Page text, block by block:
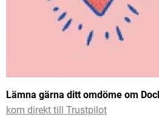
Lämna gärna ditt omdöme om
kom direkt till Trustpilot